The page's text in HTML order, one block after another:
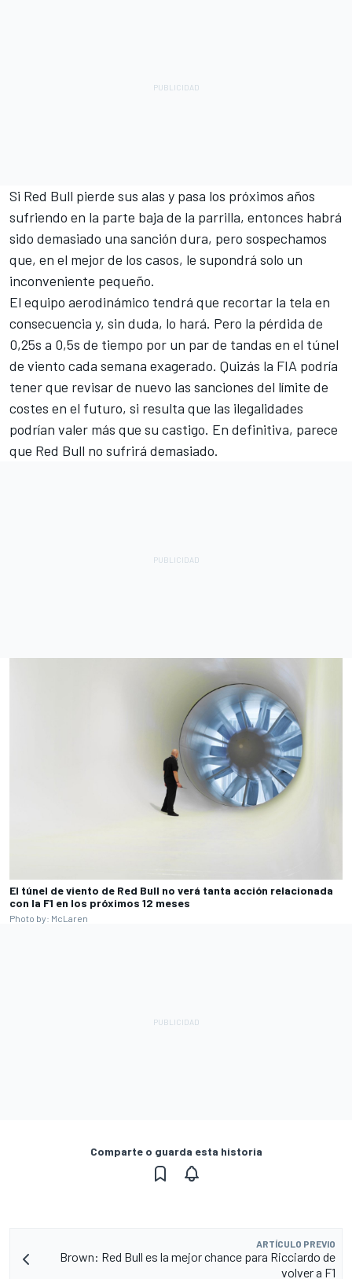
Si Red Bull pierde sus alas y pasa los próximos años
sufriendo en la parte baja de la parrilla, entonces habrá
sido demasiado una sanción dura, pero sospechamos
que, en el mejor de los casos, le supondrá solo un
inconveniente pequeño.
El equipo aerodinámico tendrá que recortar la tela en
consecuencia y, sin duda, lo hará. Pero la pérdida de
0,25s a 0,5s de tiempo por un par de tandas en el túnel
de viento cada semana exagerado. Quizás la FIA podría
tener que revisar de nuevo las sanciones del límite de
costes en el futuro, si resulta que las ilegalidades
podrían valer más que su castigo. En definitiva, parece
que Red Bull no sufrirá demasiado.
El túnel de viento de Red Bull no verá tanta acción relacionada
con la F1 en los próximos 12 meses
Photo by: McLaren
Comparte o guarda esta historia
ARTÍCULO PREVIO
Brown: Red Bull es la mejor chance para Ricciardo de
volver a F1